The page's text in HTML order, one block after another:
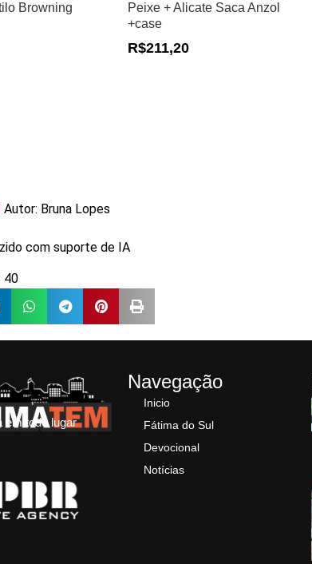
Browning
Peixe + Alicate Saca Anzol
+case
R$211,20
Autor: Bruna Lopes
com suporte de IA
40
em todo lugar
Navegação
Inicio
Fátima do Sul
Devocional
Notícias